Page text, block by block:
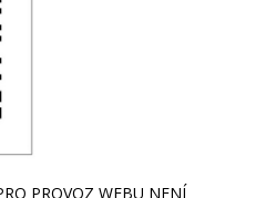
PROVOZ WEBU NENÍ